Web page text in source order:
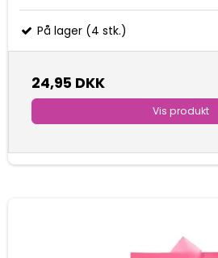
På lager (4 stk.)
24,95 DKK
Vis produkt